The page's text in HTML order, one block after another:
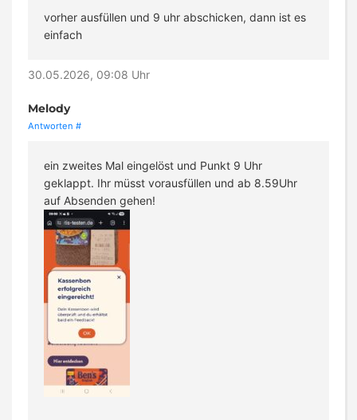
vorher ausfüllen und 9 uhr abschicken, dann ist es
einfach
30.05.2026, 09:08 Uhr
Melody
Antworten #
ein zweites Mal eingelöst und Punkt 9 Uhr
geklappt. Ihr müsst vorausfüllen und ab 8.59Uhr
auf Absenden gehen!